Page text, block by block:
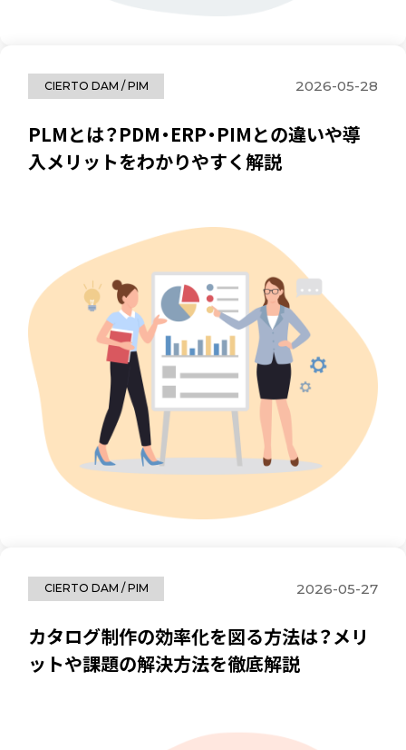
CIERTO DAM / PIM 2026-05-28
PLMとは？PDM・ERP・PIMとの違いや導
入メリットをわかりやすく解説
CIERTO DAM / PIM 2026-05-27
カタログ制作の効率化を図る方法は？メリ
ットや課題の解決方法を徹底解説